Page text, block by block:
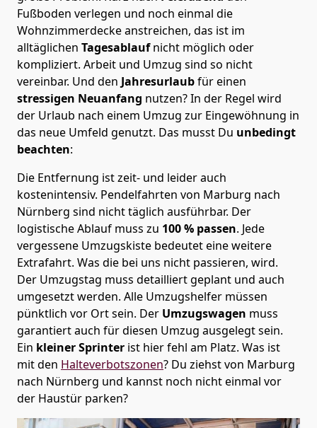
Fußboden verlegen und noch einmal die
Wohnzimmerdecke anstreichen, das ist im
alltäglichen Tagesablaufnicht möglich oder
kompliziert. Arbeit und Umzug sind so nicht
vereinbar. Und den Jahresurlaubfür einen
stressigen Neuanfang nutzen? In der Regel wird
der Urlaub nach einem Umzug zur Eingewöhnung in
das neue Umfeld genutzt. Das musst Du unbedingt
beachten:
Die Entfernung ist zeit- und leider auch
kostenintensiv. Pendelfahrten von Marburg nach
Nürnberg sind nicht täglich ausführbar. Der
logistische Ablauf muss zu 100 % passen. Jede
vergessene Umzugskiste bedeutet eine weitere
Extrafahrt. Was die bei uns nicht passieren, wird.
Der Umzugstag muss detailliert geplant und auch
umgesetzt werden. Alle Umzugshelfer müssen
pünktlich vor Ort sein. Der Umzugswagen muss
garantiert auch für diesen Umzug ausgelegt sein.
Ein kleiner Sprinter ist hier fehl am Platz. Was ist
mit den Halteverbotszonen? Du ziehst von Marburg
nach Nürnberg und kannst noch nicht einmal vor
der Haustür parken?